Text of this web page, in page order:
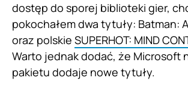
dostęp do sporej biblioteki gier,
pokochałem dwa tytuły: Batman:
oraz polskie SUPERHOT: MIND
Warto jednak dodać, że Microsoft
pakietu dodaje nowe tytuły.